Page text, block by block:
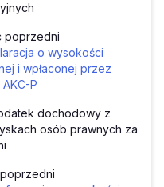
poprzedni
o wysokości
i wpłaconej przez
AKC-P
dochodowy z
osób prawnych za